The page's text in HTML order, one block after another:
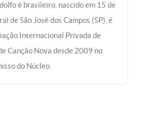
é brasileiro, nascido em 15 de
de São José dos Campos (SP), é
Internacional Privada de
Canção Nova desde 2009 no
do Núcleo.